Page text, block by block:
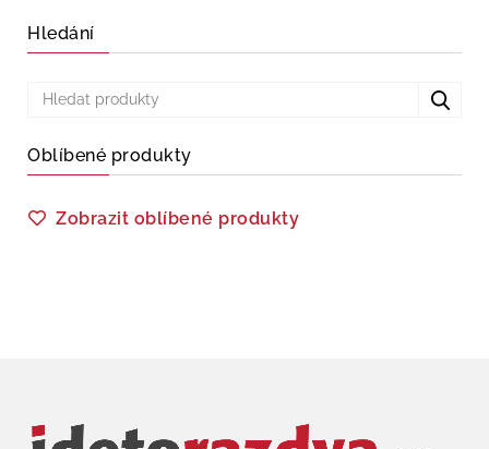
Hledání
Oblíbené produkty
Zobrazit oblíbené produkty